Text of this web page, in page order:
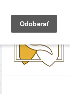
Preskočiť